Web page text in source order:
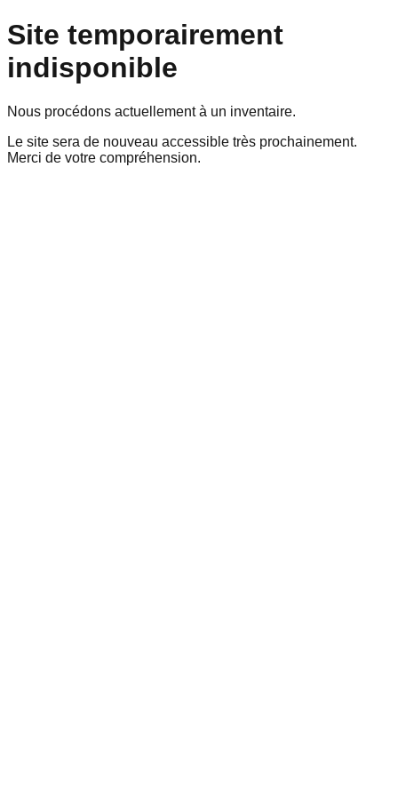
Site temporairement
indisponible
Nous procédons actuellement à un inventaire.
Le site sera de nouveau accessible très prochainement.
Merci de votre compréhension.